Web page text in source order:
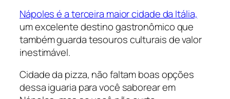
Nápoles é a terceira maior cidade da Itália,
um excelente destino gastronômico que
também guarda tesouros culturais de valor
inestimável.
Cidade da pizza, não faltam boas opções
dessa iguaria para você saborear em